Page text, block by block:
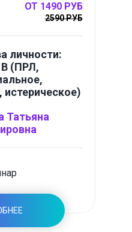
ОТ 1490 РУБ
2590 РУБ
личности:
B (ПРЛ,
истерическое)
Татьяна